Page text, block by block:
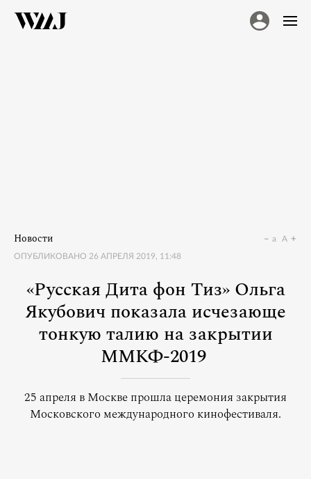
Новости
ОПУБЛИКОВАНО 26 АПРЕЛЯ 2019, 11:48
a A
«Русская Дита фон Тиз» Ольга
Якубович показала исчезающе
тонкую талию на закрытии
ММКФ-2019
25 апреля в Москве прошла церемония закрытия
Московского международного кинофестиваля.